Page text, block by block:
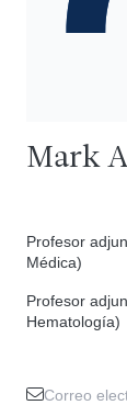
Mark
Profesor
Médica)
Profesor
Hematología)
Correo